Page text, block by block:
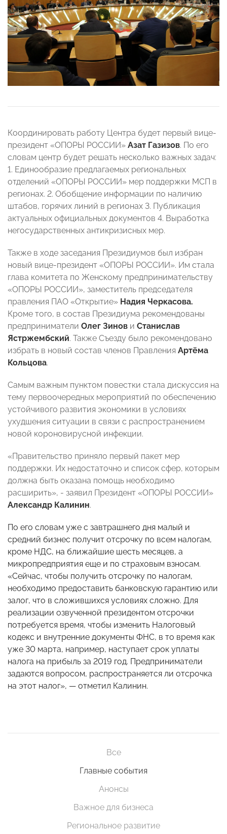
Координировать работу Центра будет первый вице-
президент «ОПОРЫ РОССИИ» Азат Газизов. По его
словам центр будет решать несколько важных задач:
1. Единообразие предлагаемых региональных
отделений «ОПОРЫ РОССИИ» мер поддержки МСП в
регионах. 2. Обобщение информации по наличию
штабов, горячих линий в регионах 3. Публикация
актуальных официальных документов 4. Выработка
негосударственных антикризисных мер.
Также в ходе заседания Президиумов был избран
новый вице-президент «ОПОРЫ РОССИИ». Им стала
глава комитета по Женскому предпринимательству
«ОПОРЫ РОССИИ», заместитель председателя
правления ПАО «Открытие» Надия Черкасова.
Кроме того, в состав Президиума рекомендованы
предприниматели Олег Зинов и Станислав
Ястржембский. Также Съезду было рекомендовано
избрать в новый состав членов Правления Артёма
Кольцова.
Самым важным пунктом повестки стала дискуссия на
тему первоочередных мероприятий по обеспечению
устойчивого развития экономики в условиях
ухудшения ситуации в связи с распространением
новой короновирусной инфекции.
«Правительство приняло первый пакет мер
поддержки. Их недостаточно и список сфер, которым
должна быть оказана помощь необходимо
расширить», - заявил Президент «ОПОРЫ РОССИИ»
Александр Калинин.
По его словам уже с завтрашнего дня малый и
средний бизнес получит отсрочку по всем налогам,
кроме НДС, на ближайшие шесть месяцев, а
микропредприятия еще и по страховым взносам.
«Сейчас, чтобы получить отсрочку по налогам,
необходимо предоставить банковскую гарантию или
залог, что в сложившихся условиях сложно. Для
реализации озвученной президентом отсрочки
потребуется время, чтобы изменить Налоговый
кодекс и внутренние документы ФНС, в то время как
уже 30 марта, например, наступает срок уплаты
налога на прибыль за 2019 год. Предприниматели
задаются вопросом, распространяется ли отсрочка
на этот налог», — отметил Калинин.
Все
Главные события
Анонсы
Важное для бизнеса
Региональное развитие